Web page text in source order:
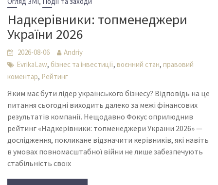
Надкерівники: топменеджери
України 2026
2026-08-06
Andriy
EvrikaLaw, бізнес та інвестиції,воєнний стан,правовий
коментар, Рейтинг
Яким має бути лідер українського бізнесу? Відповідь на це
питання сьогодні виходить далеко за межі фінансових
результатів компанії. Нещодавно Фокус оприлюднив
рейтинг «Надкерівники: топменеджери України 2026» —
дослідження, покликане відзначити керівників, які навіть
в умовах повномасштабної війни не лише забезпечують
стабільність своїх